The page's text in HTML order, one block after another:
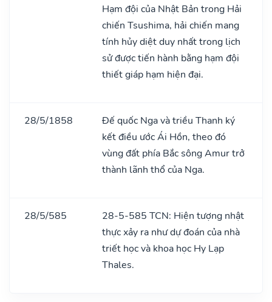
Hạm đội của Nhật Bản trong Hải
chiến Tsushima, hải chiến mang
tính hủy diệt duy nhất trong lịch
sử được tiến hành bằng hạm đội
thiết giáp hạm hiện đại.
28/5/1858
Đế quốc Nga và triều Thanh ký
kết điều ước Ái Hồn, theo đó
vùng đất phía Bắc sông Amur trở
thành lãnh thổ của Nga.
28/5/585
28-5-585 TCN: Hiện tượng nhật
thực xảy ra như dự đoán của nhà
triết học và khoa học Hy Lạp
Thales.